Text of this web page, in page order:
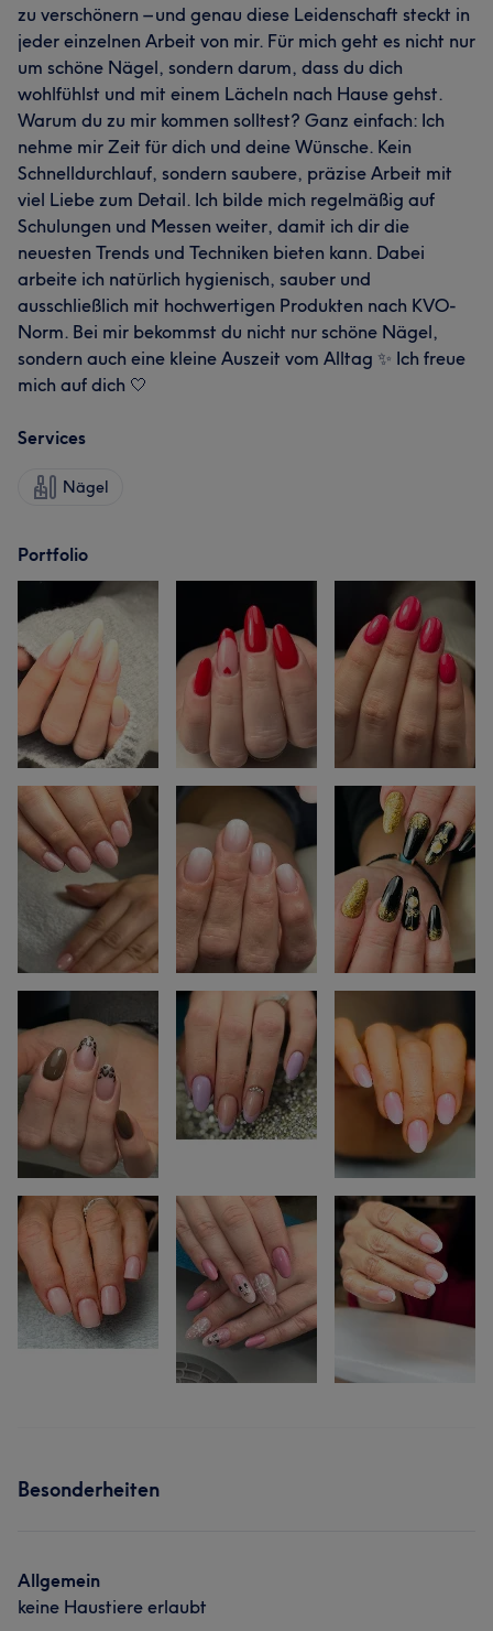
zu verschönern – und genau diese Leidenschaft steckt in
jeder einzelnen Arbeit von mir. Für mich geht es nicht nur
um schöne Nägel, sondern darum, dass du dich
wohlfühlst und mit einem Lächeln nach Hause gehst.
Warum du zu mir kommen solltest? Ganz einfach: Ich
nehme mir Zeit für dich und deine Wünsche. Kein
Schnelldurchlauf, sondern saubere, präzise Arbeit mit
viel Liebe zum Detail. Ich bilde mich regelmäßig auf
Schulungen und Messen weiter, damit ich dir die
neuesten Trends und Techniken bieten kann. Dabei
arbeite ich natürlich hygienisch, sauber und
ausschließlich mit hochwertigen Produkten nach KVO-
Norm. Bei mir bekommst du nicht nur schöne Nägel,
sondern auch eine kleine Auszeit vom Alltag ✨ Ich freue
mich auf dich 🤍
Services
Nägel
Portfolio
Besonderheiten
Allgemein
keine Haustiere erlaubt